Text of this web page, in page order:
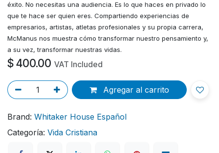
éxito. No necesitas una audiencia. Es lo que haces en privado lo
que te hace ser quien eres. Compartiendo experiencias de
empresarios, artistas, atletas profesionales y su propia carrera,
McManus nos muestra cómo transformar nuestro pensamiento y,
a su vez, transformar nuestras vidas.
$400.00 VAT Included
Agregar al carrito
Brand: Whitaker House Español
Categoría: Vida Cristiana